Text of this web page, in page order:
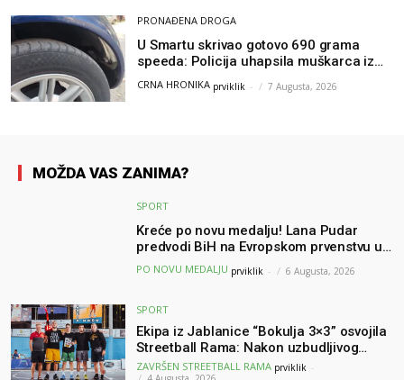
PRONAĐENA DROGA
U Smartu skrivao gotovo 690 grama
speeda: Policija uhapsila muškarca iz
Hercegovine
CRNA HRONIKA prviklik - 7 Augusta, 2026
MOŽDA VAS ZANIMA?
SPORT
Kreće po novu medalju! Lana Pudar
predvodi BiH na Evropskom prvenstvu u
Parizu
PO NOVU MEDALJU prviklik - 6 Augusta, 2026
SPORT
Ekipa iz Jablanice “Bokulja 3×3” osvojila
Streetball Rama: Nakon uzbudljivog
finala poznati svi pobjednici turnira
ZAVRŠEN STREETBALL RAMA prviklik -